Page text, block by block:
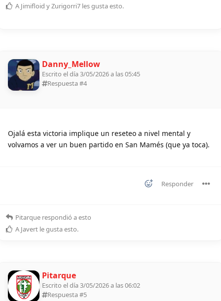
A Jimifloid yZurigorri7 les gusta esto.
Danny_Mellow
Escrito el día 3/05/2026 a las 05:45
Respuesta #4
Ojalá esta victoria implique un reseteo a nivel mental y
volvamos a ver un buen partido en San Mamés (que ya toca).
Responder
Pitarque respondió a esto
A Javert le gusta esto.
Pitarque
Escrito el día 3/05/2026 a las 06:02
Respuesta #5